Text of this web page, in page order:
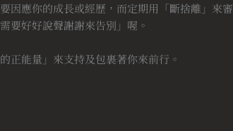
因應你的成長或經歷，而定期用「斷捨離」來審
要好好說聲謝謝來告別」喔。
正能量」來支持及包裹著你來前行。